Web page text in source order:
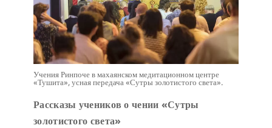
Учения Ринпоче в махаянском медитационном центре
«Тушита», усная передача «Сутры золотистого света».
Рассказы учеников о чении «Сутры
золотистого света»